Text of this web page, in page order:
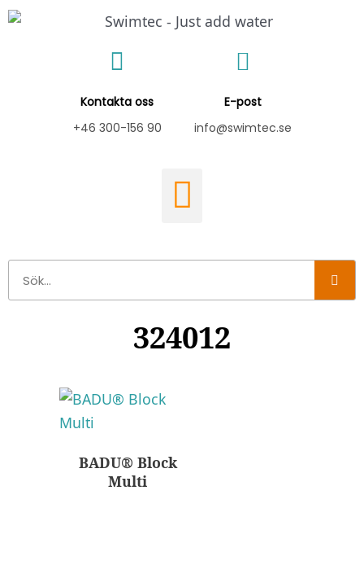
Hoppa
Kontakta oss
+46 300-156 90
E-post
info@swimtec.se
324012
BADU® Block
Multi